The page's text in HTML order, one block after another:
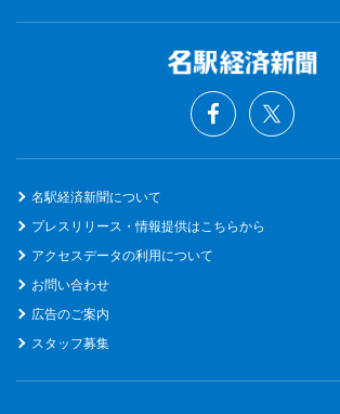
名駅経済新聞について
プレスリリース・情報提供はこちらから
アクセスデータの利用について
お問い合わせ
広告のご案内
スタッフ募集